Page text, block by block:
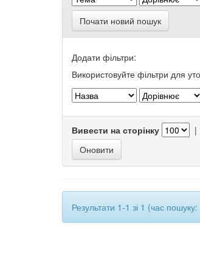
Почати новий пошук
Додати фільтри:
Використовуйте фільтри для
Вивести на сторінку |
Результати 1-1 зі 1 (час